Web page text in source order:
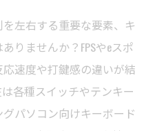
左右する重要な要素、キ
りませんか？FPSやeスポ
速度や打鍵感の違いが結
各種スイッチやテンキー
パソコン向けキーボード